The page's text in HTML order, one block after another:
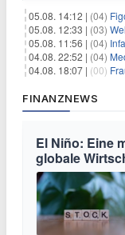
05.08. 14:12 | (04)
05.08. 12:33 | (03)
05.08. 11:56 | (04)
04.08. 22:52 | (04)
04.08. 18:07 | (00)
FINANZNEWS
El Niño: Eine
globale